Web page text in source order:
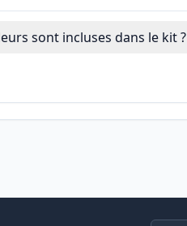
sont incluses dans le kit ?